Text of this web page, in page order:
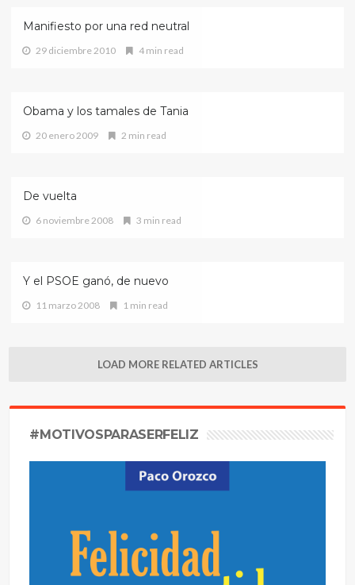
Manifiesto por una red neutral
29 diciembre 2010 4 min read
Obama y los tamales de Tania
20 enero 2009 2 min read
De vuelta
6 noviembre 2008 3 min read
Y el PSOE ganó, de nuevo
11 marzo 2008 1 min read
LOAD MORE RELATED ARTICLES
#MOTIVOSPARASERFELIZ